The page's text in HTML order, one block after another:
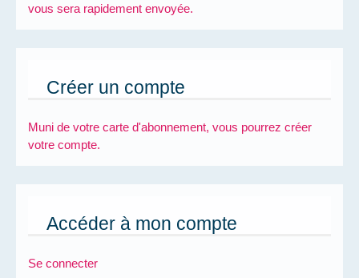
vous sera rapidement envoyée.
Créer un compte
Muni de votre carte d'abonnement, vous pourrez créer
votre compte.
Accéder à mon compte
Se connecter